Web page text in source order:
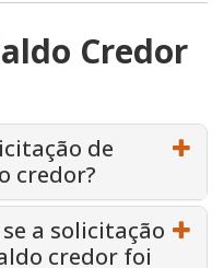
Credor
de
credor?
a solicitação
credor foi